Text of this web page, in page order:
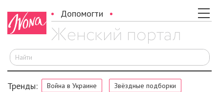
Допомогти
Тренды: Война в Украине
Звёздные подборки